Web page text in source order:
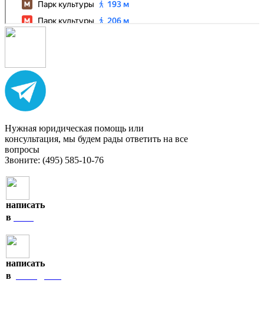
Нужная юридическая помощь или
консультация, мы будем рады ответить на все
вопросы
Звоните: (495) 585-10-76
написать
в
написать
в